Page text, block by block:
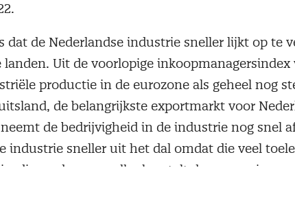
dat de Nederlandse industrie sneller lijkt op te
Uit de voorlopige inkoopmanagersindex
productie in de eurozone als geheel nog
de belangrijkste exportmarkt voor
de bedrijvigheid in de industrie nog snel
industrie sneller uit het dal omdat die veel
die eerder en sneller herstelt dan sommige